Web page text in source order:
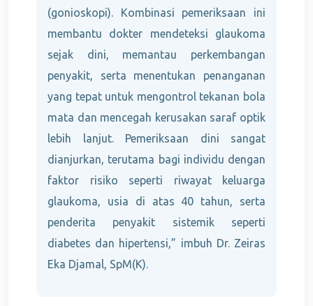
(gonioskopi). Kombinasi pemeriksaan ini
membantu dokter mendeteksi glaukoma
sejak dini, memantau perkembangan
penyakit, serta menentukan penanganan
yang tepat untuk mengontrol tekanan bola
mata dan mencegah kerusakan saraf optik
lebih lanjut. Pemeriksaan dini sangat
dianjurkan, terutama bagi individu dengan
faktor risiko seperti riwayat keluarga
glaukoma, usia di atas 40 tahun, serta
penderita penyakit sistemik seperti
diabetes dan hipertensi,” imbuh Dr. Zeiras
Eka Djamal, SpM(K).